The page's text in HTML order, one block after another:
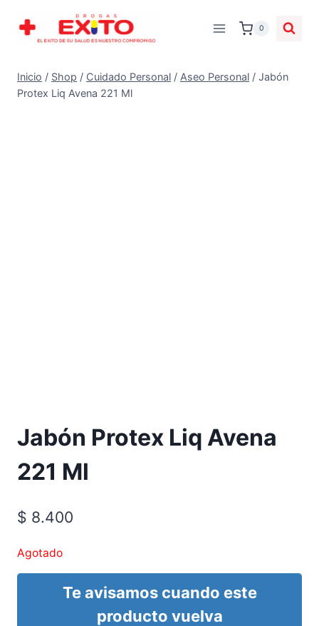
0
Inicio / Shop / Cuidado Personal / Aseo Personal / Jabón
Protex Liq Avena 221 Ml
Jabón Protex Liq Avena
221 Ml
$ 8.400
Agotado
Te avisamos cuando este
producto vuelva